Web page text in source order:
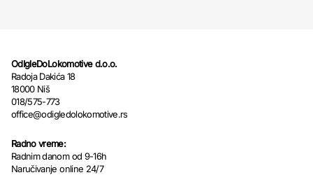
OdIgleDoLokomotive d.o.o.
Radoja Dakića 18
18000 Niš
018/575-773
office@odigledolokomotive.rs
Radno vreme:
Radnim danom od 9-16h
Naručivanje online 24/7